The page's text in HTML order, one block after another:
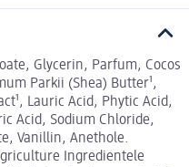
Glycerin, Parfum, Cocos
Parkii (Shea) Butter¹,
Lauric Acid, Phytic Acid,
Acid, Sodium Chloride,
Vanillin, Anethole.
Ingredientele